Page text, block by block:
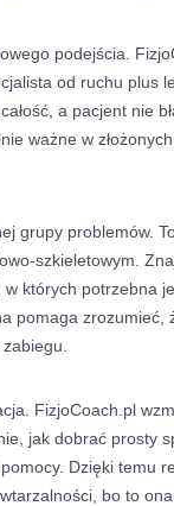
podejścia.
od ruchu plus
a pacjent nie
ważne w
grupy problemów.
szkieletowym.
których potrzebna
pomaga zrozumieć,
FizjoCoach.pl
jak dobrać prosty
Dzięki temu
bo to